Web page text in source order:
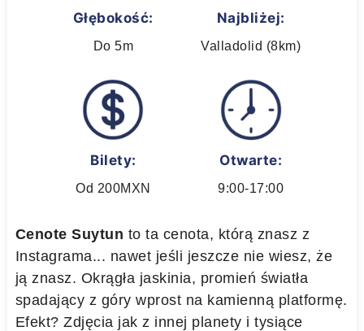
Głębokość:
Do 5m
Najbliżej:
Valladolid (8km)
Bilety:
Od 200MXN
Otwarte:
9:00-17:00
Cenote Suytun to ta cenota, którą znasz z
Instagrama... nawet jeśli jeszcze nie wiesz, że
ją znasz. Okrągła jaskinia, promień światła
spadający z góry wprost na kamienną platformę.
Efekt? Zdjęcia jak z innej planety i tysiące